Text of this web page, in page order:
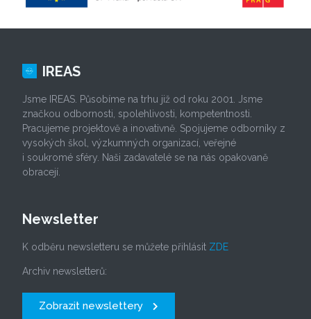
IREAS
Jsme IREAS. Působíme na trhu již od roku 2001. Jsme
značkou odbornosti, spolehlivosti, kompetentnosti.
Pracujeme projektově a inovativně. Spojujeme odborníky z
vysokých škol, výzkumných organizací, veřejné
i soukromé sféry. Naši zadavatelé se na nás opakovaně
obracejí.
Newsletter
K odběru newsletteru se můžete přihlásit ZDE
Archiv newsletterů:
Zobrazit newslettery